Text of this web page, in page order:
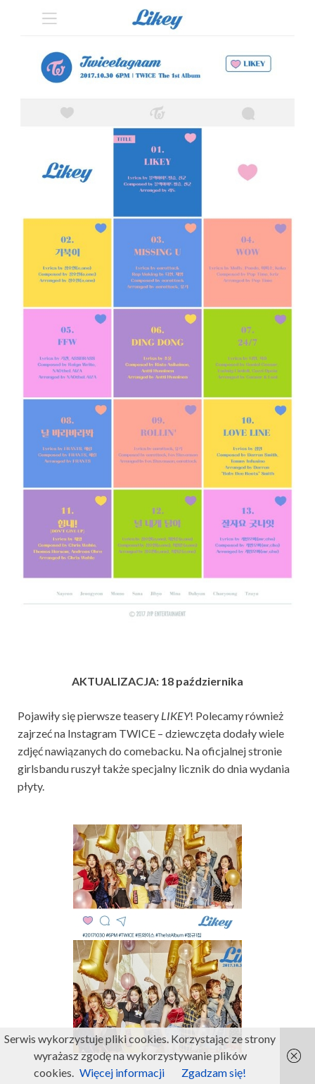
AKTUALIZACJA: 18 października
Pojawiły się pierwsze teasery LIKEY! Polecamy również
zajrzeć na Instagram TWICE – dziewczęta dodały wiele
zdjęć nawiązanych do comebacku. Na oficjalnej stronie
girlsbandu ruszył także specjalny licznik do dnia wydania
płyty.
Serwis wykorzystuje pliki cookies. Korzystając ze strony
wyrażasz zgodę na wykorzystywanie plików
cookies. Więcej informacji Zgadzam się!